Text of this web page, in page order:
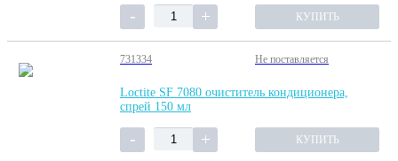
КУПИТЬ
731334 Не поставляется
Loctite SF 7080 очиститель кондиционера,
спрей 150 мл
КУПИТЬ